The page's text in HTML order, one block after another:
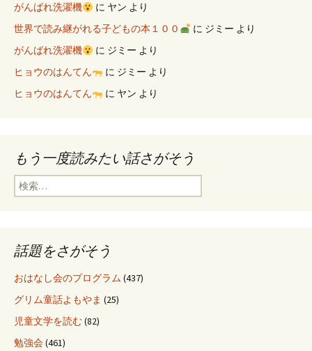
がんばれ洗濯機
に ヤン より
世界で読み継がれる子どもの本１００
に ジミー より
がんばれ洗濯機
に ジミー より
ヒョウのはんてん
に ジミー より
ヒョウのはんてん
に ヤン より
もう一度読みたい話さがそう
検
索
話題をさがそう
おはなし会のプログラム (437)
グリム童話よもやま (25)
児童文学を読む(82)
勉強会(461)